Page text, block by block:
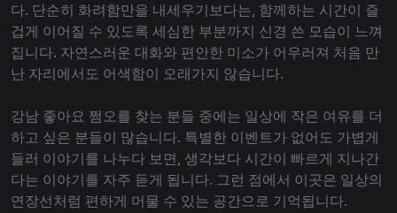
다. 단순히 화려함만을 내세우기보다는, 함께하는 시간이 즐
겁게 이어질 수 있도록 세심한 부분까지 신경 쓴 모습이 느껴
집니다. 자연스러운 대화와 편안한 미소가 어우러져 처음 만
난 자리에서도 어색함이 오래가지 않습니다.
강남 좋아요 쩜오를 찾는 분들 중에는 일상에 작은 여유를 더
하고 싶은 분들이 많습니다. 특별한 이벤트가 없어도 가볍게
들러 이야기를 나누다 보면, 생각보다 시간이 빠르게 지나간
다는 이야기를 자주 듣게 됩니다. 그런 점에서 이곳은 일상의
연장선처럼 편하게 머물 수 있는 공간으로 기억됩니다.